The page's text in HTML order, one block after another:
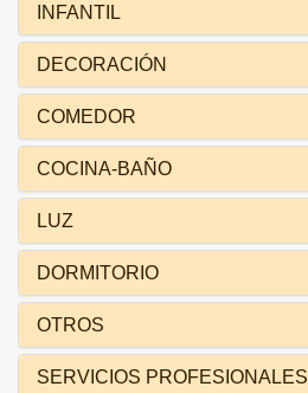
INFANTIL
DECORACIÓN
COMEDOR
COCINA-BAÑO
LUZ
DORMITORIO
OTROS
SERVICIOS PROFESIONALES